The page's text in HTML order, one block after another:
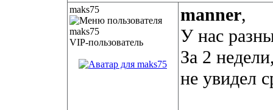
maks75
VIP-пользователь
manner,
У нас
За 2
не увидел